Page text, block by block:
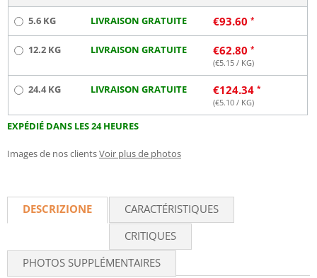
5.6 KG LIVRAISON GRATUITE €93.60
12.2 KG LIVRAISON GRATUITE €62.80
(€5.15 / KG)
24.4 KG LIVRAISON GRATUITE €124.34
(€5.10 / KG)
EXPÉDIÉ DANS LES 24 HEURES
Images de nos clientsVoir plus de photos
DESCRIZIONE
CARACTÉRISTIQUES
CRITIQUES
PHOTOS SUPPLÉMENTAIRES